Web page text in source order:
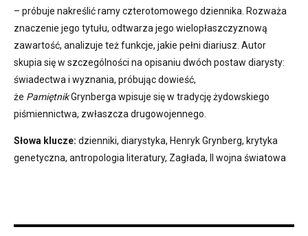
– próbuje nakreślić ramy czterotomowego dziennika. Rozważa
znaczenie jego tytułu, odtwarza jego wielopłaszczyznową
zawartość, analizuje też funkcje, jakie pełni diariusz. Autor
skupia się w szczególności na opisaniu dwóch postaw diarysty:
świadectwa i wyznania, próbując dowieść,
że PamiętnikGrynberga wpisuje się w tradycję żydowskiego
piśmiennictwa, zwłaszcza drugowojennego.
Słowa klucze: dzienniki, diarystyka, Henryk Grynberg, krytyka
genetyczna, antropologia literatury, Zagłada, II wojna światowa